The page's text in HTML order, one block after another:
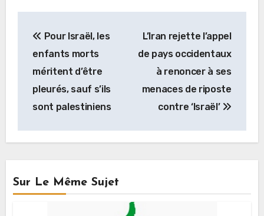
de
l’article
Pour Israël, les
enfants morts
méritent d’être
pleurés, sauf s’ils
sont palestiniens
L’Iran rejette l’appel
de pays occidentaux
à renoncer à ses
menaces de riposte
contre ‘Israël’
Sur Le Même Sujet